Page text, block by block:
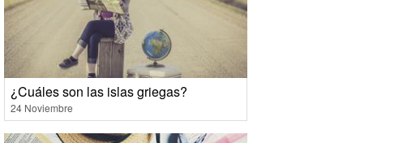
¿Cuáles son las islas griegas?
24 Noviembre